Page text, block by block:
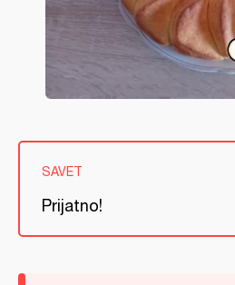
SAVET
Prijatno!